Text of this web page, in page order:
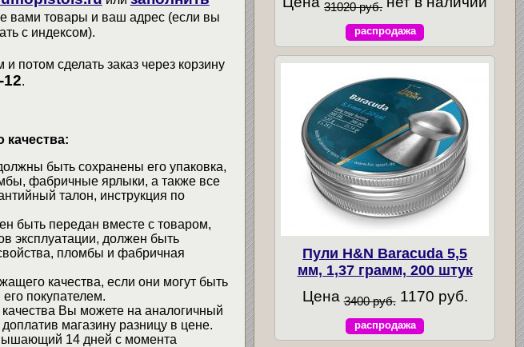
вами товары и ваш адрес (если вы
с индексом).
потом сделать заказ через корзину
12.
качества:
быть сохранены его упаковка,
фабричные ярлыки, а также все
талон, инструкция по
быть передан вместе с товаром,
эксплуатации, должен быть
пломбы и фабричная
качества, если они могут быть
покупателем.
Вы можете на аналогичный
магазину разницу в цене.
14 дней с момента
31020 руб.
распродажа
Пули H&N Baracuda 5,5
мм, 1,37 грамм, 200 штук
Цена 3400 руб. 1170 руб.
распродажа